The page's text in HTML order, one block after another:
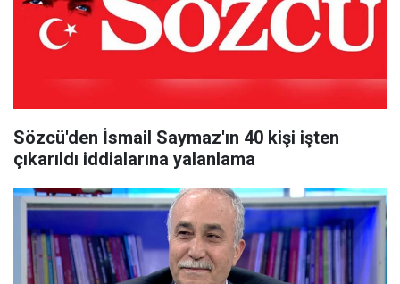
Sözcü'den İsmail Saymaz'ın 40 kişi işten
çıkarıldı iddialarına yalanlama